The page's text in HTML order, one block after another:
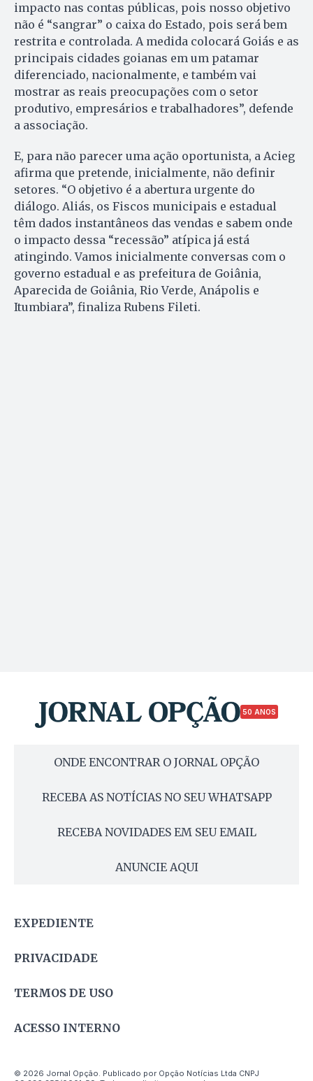
impacto nas contas públicas, pois nosso objetivo
não é “sangrar” o caixa do Estado, pois será bem
restrita e controlada. A medida colocará Goiás e as
principais cidades goianas em um patamar
diferenciado, nacionalmente, e também vai
mostrar as reais preocupações com o setor
produtivo, empresários e trabalhadores”, defende
a associação.
E, para não parecer uma ação oportunista, a Acieg
afirma que pretende, inicialmente, não definir
setores. “O objetivo é a abertura urgente do
diálogo. Aliás, os Fiscos municipais e estadual
têm dados instantâneos das vendas e sabem onde
o impacto dessa “recessão” atípica já está
atingindo. Vamos inicialmente conversas com o
governo estadual e as prefeitura de Goiânia,
Aparecida de Goiânia, Rio Verde, Anápolis e
Itumbiara”, finaliza Rubens Fileti.
50 ANOS
ONDE ENCONTRAR O JORNAL OPÇÃO
RECEBA AS NOTÍCIAS NO SEU WHATSAPP
RECEBA NOVIDADES EM SEU EMAIL
ANUNCIE AQUI
EXPEDIENTE
PRIVACIDADE
TERMOS DE USO
ACESSO INTERNO
© 2026 Jornal Opção. Publicado por Opção Notícias Ltda CNPJ